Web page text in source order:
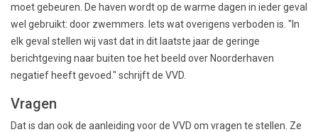
moet gebeuren. De haven wordt op de warme dagen in ieder geval
wel gebruikt: door zwemmers. Iets wat overigens verboden is. "In
elk geval stellen wij vast dat in dit laatste jaar de geringe
berichtgeving naar buiten toe het beeld over Noorderhaven
negatief heeft gevoed." schrijft de VVD.
Vragen
Dat is dan ook de aanleiding voor de VVD om vragen te stellen. Ze